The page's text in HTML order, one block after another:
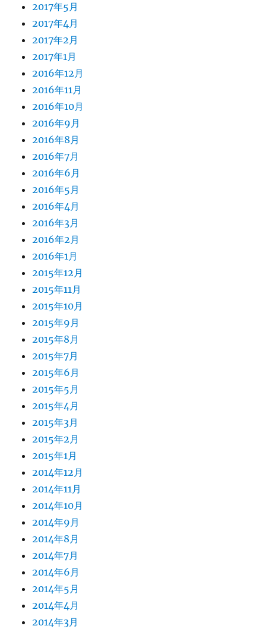
2017年5月
2017年4月
2017年2月
2017年1月
2016年12月
2016年11月
2016年10月
2016年9月
2016年8月
2016年7月
2016年6月
2016年5月
2016年4月
2016年3月
2016年2月
2016年1月
2015年12月
2015年11月
2015年10月
2015年9月
2015年8月
2015年7月
2015年6月
2015年5月
2015年4月
2015年3月
2015年2月
2015年1月
2014年12月
2014年11月
2014年10月
2014年9月
2014年8月
2014年7月
2014年6月
2014年5月
2014年4月
2014年3月